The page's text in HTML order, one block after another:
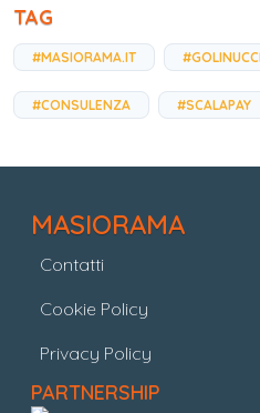
TAG
#MASIORAMA.IT
#CONSULENZA #SCALAPAY
MASIORAMA
Contatti
Cookie Policy
Privacy Policy
PARTNERSHIP